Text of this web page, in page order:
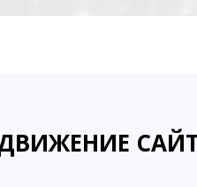
САЙТА